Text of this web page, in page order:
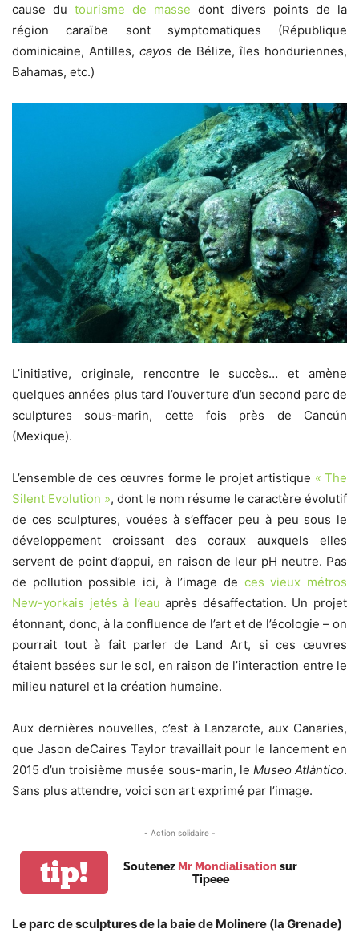
cause du tourisme de masse dont divers points de la
région caraïbe sont symptomatiques (République
dominicaine, Antilles, cayos de Bélize, îles honduriennes,
Bahamas, etc.)
L’initiative, originale, rencontre le succès… et amène
quelques années plus tard l’ouverture d’un second parc de
sculptures sous-marin, cette fois près de Cancún
(Mexique).
L’ensemble de ces œuvres forme le projet artistique « The
Silent Evolution », dont le nom résume le caractère évolutif
de ces sculptures, vouées à s’effacer peu à peu sous le
développement croissant des coraux auxquels elles
servent de point d’appui, en raison de leur pH neutre. Pas
de pollution possible ici, à l’image de ces vieux métros
New-yorkais jetés à l’eau après désaffectation. Un projet
étonnant, donc, à la confluence de l’art et de l’écologie – on
pourrait tout à fait parler de Land Art, si ces œuvres
étaient basées sur le sol, en raison de l’interaction entre le
milieu naturel et la création humaine.
Aux dernières nouvelles, c’est à Lanzarote, aux Canaries,
que Jason deCaires Taylor travaillait pour le lancement en
2015 d’un troisième musée sous-marin, le Museo Atlàntico.
Sans plus attendre, voici son art exprimé par l’image.
- Action solidaire -
tip! Soutenez Mr Mondialisation sur
Tipeee
Le parc de sculptures de la baie de Molinere (la Grenade)